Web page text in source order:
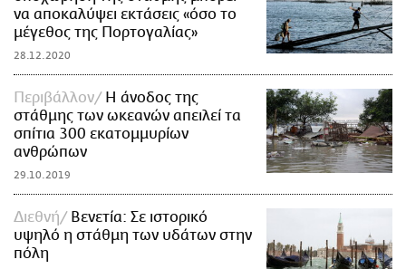
να αποκαλύψει εκτάσεις «όσο το
μέγεθος της Πορτογαλίας»
28.12.2020
Περιβάλλον
Η άνοδος της
στάθμης των ωκεανών απειλεί τα
σπίτια 300 εκατομμυρίων
ανθρώπων
29.10.2019
Διεθνή
Βενετία: Σε ιστορικό
υψηλό η στάθμη των υδάτων στην
πόλη